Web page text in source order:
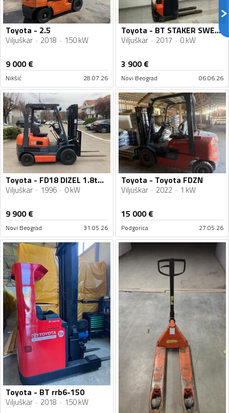
Toyota - 2.5
Viljuškar 2018 150 kW
9 000€
Nikšić 28.07.26
Toyota - BT STAKER SWE200D 2017. godište
Viljuškar 2017 0 kW
3 900€
Novi Beograd 06.06.26
Toyota - FD18 DIZEL 1.8tona
Viljuškar 1996 0 kW
9 900€
Novi Beograd 31.05.26
Toyota - Toyota FDZN
Viljuškar 2022 1 kW
15 000€
Podgorica 27.05.26
Toyota - BT rrb6-150
Viljuškar 2018 150 kW